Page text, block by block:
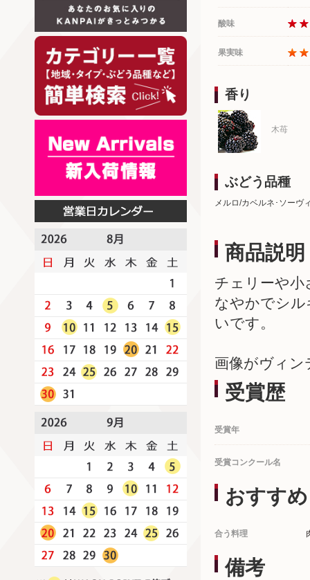
酸味
果実味
香り
木苺
ぶどう品種
メルロ/カベルネ･ソーヴ
商品説明
チェリーや
なやかでシ
いです。
画像がヴィン
受賞歴
受賞年
受賞コンクール名
おすすめ
合う料理
備考